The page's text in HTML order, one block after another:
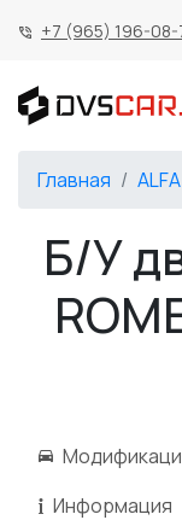
+7 (965) 196-08-
Главная
Б/У
Информация